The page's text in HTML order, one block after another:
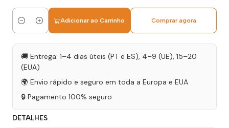
Quantidade
Adicionar ao Carrinho Comprar agora
🚚 Entrega: 1–4 dias úteis (PT e ES), 4–9 (UE), 15–20
(EUA)
🌍 Envio rápido e seguro em toda a Europa e EUA
🔒 Pagamento 100% seguro
DETALHES